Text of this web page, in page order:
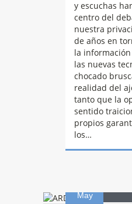
y escuchas
centro del
nuestra
de años en
la
las nuevas
chocado
realidad del
tanto que la
sentido
propios
los…
May